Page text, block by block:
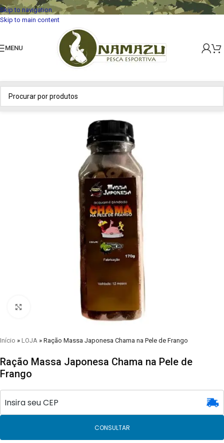
Skip to navigation
Skip to main content
MENU
Clique para visualizar
Início » LOJA » Ração Massa Japonesa Chama na Pele de Frango
Ração Massa Japonesa Chama na Pele de
Frango
CONSULTAR